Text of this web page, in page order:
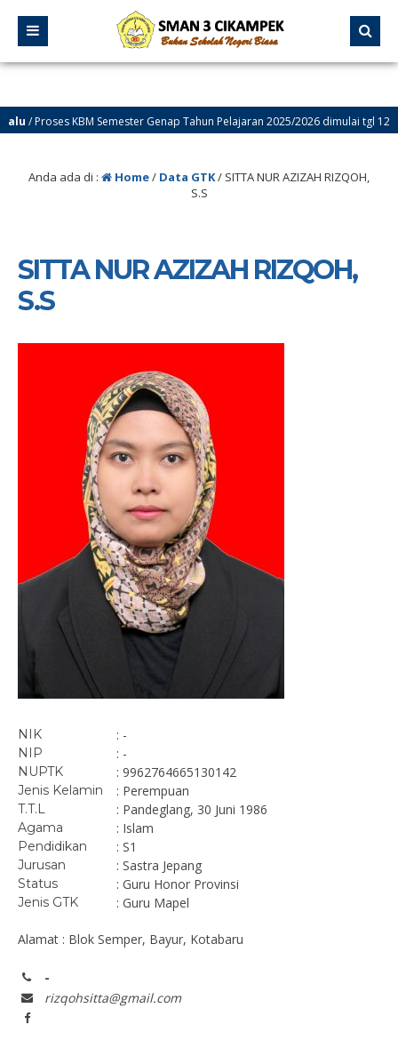
/ Proses KBM Semester Genap Tahun Pelajaran 2025/2026 dimulai tgl 12
/ Selamat Datang di Website Resmi SMA Negeri 3 Cikampek – PROGRESIF
Anda ada di : Home/ Data GTK/ SITTA NUR AZIZAH RIZQOH,
S.S
SITTA NUR AZIZAH RIZQOH,
S.S
NIK : -
NIP : -
NUPTK : 9962764665130142
Jenis Kelamin : Perempuan
T.T.L : Pandeglang, 30 Juni 1986
Agama : Islam
Pendidikan : S1
Jurusan : Sastra Jepang
Status : Guru Honor Provinsi
Jenis GTK : Guru Mapel
Alamat : Blok Semper, Bayur, Kotabaru
-
rizqohsitta@gmail.com